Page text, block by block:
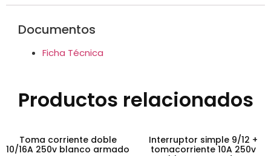
Documentos
Ficha Técnica
Productos relacionados
Toma corriente doble
10/16A 250v blanco armado
Interruptor simple 9/12 +
tomacorriente 10A 250v